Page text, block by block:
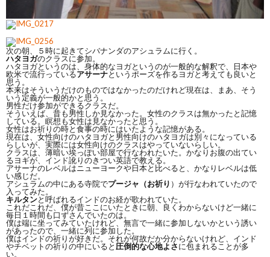
次の朝、５時に起きてシバナンダのアシュラムに行く。
ハタヨガのクラスに参加。
ハタヨガというのは、身体的なヨガというのが一般的な解釈で、日本や
欧米で流行っているアサーナというポーズを作るヨガと考えても良いと
思う。
本来はそういうだけのものではなかったのだけれど現在は、まあ、そう
いう定義が一般的かと思う。
男性だけ参加ができるクラスだ。
そういえば、昔も男性しか見なかった。女性のクラスは無かったと記憶
している。瞑想も女性は見なかったと思う。
女性はお祈りの時と食事の時にはいたような記憶がある。
現在は、女性向けのハタヨガと男性向けのハタヨガは別々になっている
らしいが、実際には女性向けのクラスはやっていないらしい。
クラスは、薄暗い埃っぽい部屋で行なわれたいた。かなりお腹の出てい
るヨギが、インド訛りのきつい英語で教える。
アサーナのレベルはニューヨークや日本と比べると、かなりレベルは低
い感じだ。
アシュラムの中にある寺院でプージャ（お祈り ）が行なわれていたので
入ってみた。
キルタンと呼ばれるインドのお経が歌われていた。
これだこれだ、僕が昔ここにいたときに朝、良くわからないけど一緒に
毎日１時間も口ずさんでいたのは。
僕は端に坐ってみていたけれど、無言で一緒に参加しないかという誘い
があったので、一緒に列に参加した。
僕はインドの祈りが好きだ。それが何故だか分からないけれど、インド
やチベットの祈りの中にいると 圧倒的な心地よさに包まれることが多
い。